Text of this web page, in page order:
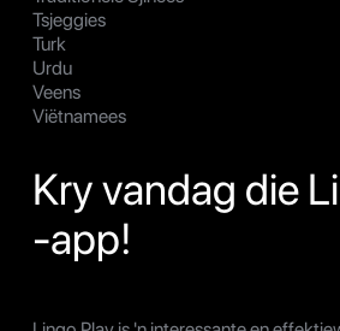
Tsjeggies
Turk
Urdu
Veens
Viëtnamees
Kry vandag die
-app!